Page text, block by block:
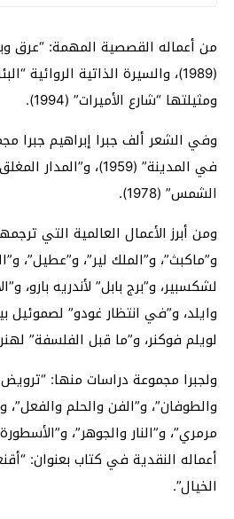
من أعماله القصصية المهمة: “عرق
ومثيلتها “شارع الأميرات” (1994).
وفي الشعر ألف جبرا إبراهيم جبرا
الشمس” (1978).
ومن أبرز الأعمال العالمية التي
و”ماكبث”، و”الملك لير”، و”عطيل”،
لشكسبير، و”برج بابل” لأندريه بارو،
وايلد، و”في انتظار غودو” لصموئيل
لويلم فوكنر، و”ما قبل الفلسفة”
ولجبرا مجموعة دراسات منها: “ترويض
والطوفان”، و”الفن والحلم والفعل”،
مرمري”، و”النار والجوهر”،
أعماله النقدية في كتاب بعنوان:
الخيال”.